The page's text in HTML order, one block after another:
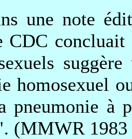
une note
CDC
homosexuel
pneumonie à
(MMWR 1983